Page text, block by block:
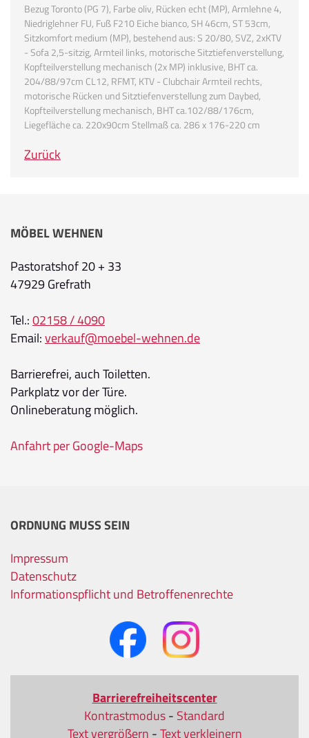
Bezug Toronto (PG 7), Farbe oliv, Rücken echt (MP), Armlehne 4,
Niedriglehner FU, Fuß F210 Eiche bianco, SH 46cm, ST 53cm,
Sitzkomfort medium (MP), bestehend aus: S 20/80, SVZ, 2xKTV
- Sofa 2,5-sitzig, Armteil links, motorische Sitztiefenverstellung,
Kopfteilverstellung mechanisch (2x MP) inklusive, BHT ca.
204/88/97cm CL12, RFMT, KTV - Clubchair Armteil rechts,
motorische Rücken und Sitztiefenverstellung zum Daybed,
Kopfteilverstellung mechanisch, BHT ca.102/88/176cm,
Liegefläche ca. 220x90cm Stellmaß ca. 286 x 176-220 cm
Zurück
MÖBEL WEHNEN
Pastoratshof 20 + 33
47929 Grefrath
Tel.:02158 / 4090
Email:verkauf@moebel-wehnen.de
Barrierefrei, auch Toiletten.
Parkplatz vor der Türe.
Onlineberatung möglich.
Anfahrt per Google-Maps
ORDNUNG MUSS SEIN
Impressum
Datenschutz
Informationspflicht und Betroffenenrechte
Barrierefreiheitscenter
Kontrastmodus- Standard
Text vergrößern -Text verkleinern